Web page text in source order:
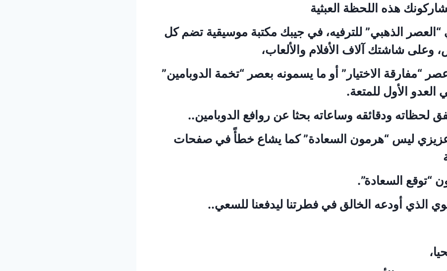
هذه اللحظة العبثية
الذهبي” للترفيه، في جيبك مكتبة موسيقية تضم كل
وعلى شاشتك آلاف الأفلام والألعاب،
“مفارقة الاختيار” أو ما يسمونه بعصر “تخمة الدوبامين”
الأول للمتعة.
لحظاته ودقائقه وساعاته بحثا عن روافع الدوبامين..
عزيزي ليس “هرمون السعادة” كما يشاع خطأً في صفحات
“توقع السعادة”.
الذي أودعه الخالق في فطرتنا ليدفعنا للسعي..